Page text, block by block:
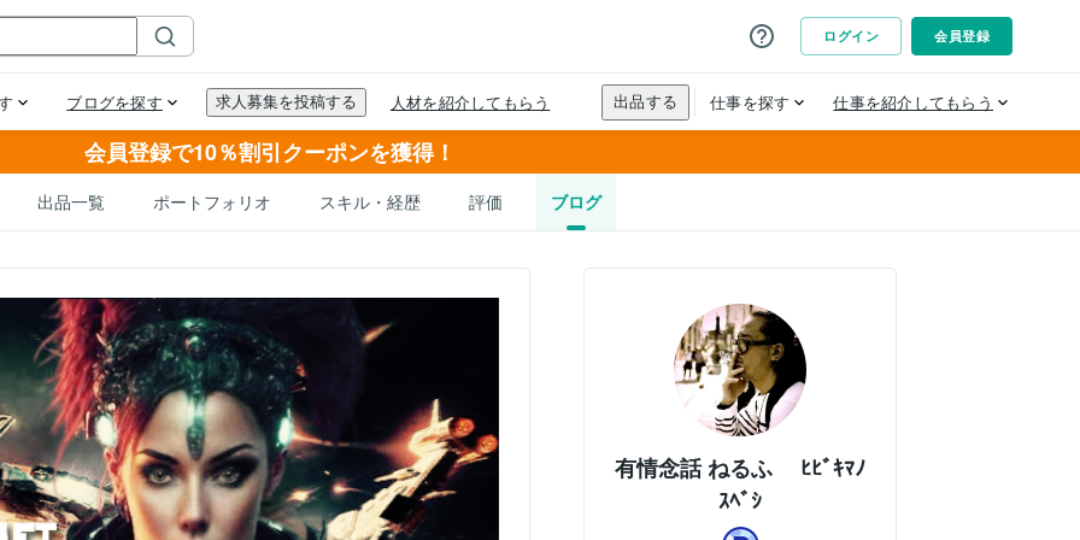
会員登録で10％割引クーポンを獲得！
出品一覧 ポートフォリオ スキル・経歴 評価 ブログ
有情念話 ねるふ ﾋﾋﾞｷﾏﾉ
ｽﾍﾞｼ